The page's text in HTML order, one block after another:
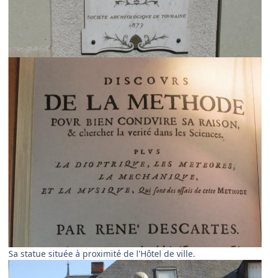
Sa statue située à proximité de l'Hôtel de ville.